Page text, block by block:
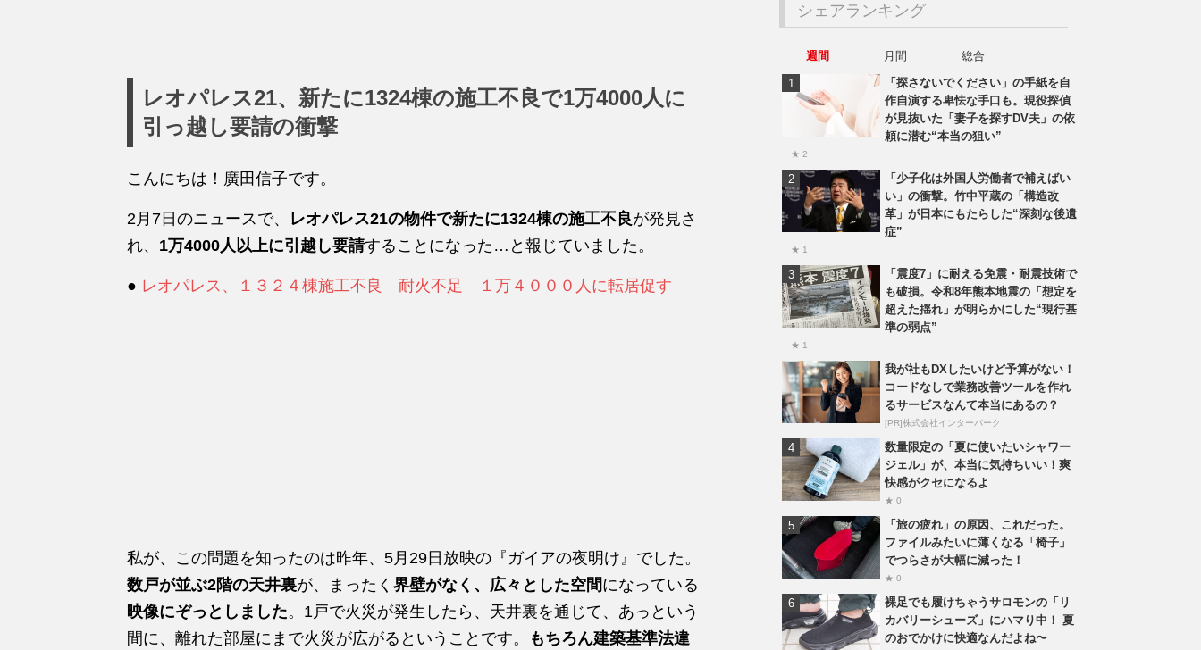
レオパレス21、新たに1324棟の施工不良で1万4000人に
引っ越し要請の衝撃
こんにちは！廣田信子です。
2月7日のニュースで、 レオパレス21の物件で新たに1324棟の施工不良が発見さ
れ、 1万4000人以上に引越し要請することになった…と報じていました。
● レオパレス、１３２４棟施工不良 耐火不足 １万４０００人に転居促す
私が、この問題を知ったのは昨年、5月29日放映の『ガイアの夜明け』でした。
数戸が並ぶ2階の天井裏が、まったく 界壁がなく、広々とした空間になっている
映像にぞっとしました。1戸で火災が発生したら、天井裏を通じて、あっという
間に、離れた部屋にまで火災が広がるということです。
もちろん建築基準法違
シェアランキング
週間 月間
総合
「探さないでください」の手紙を自
作自演する卑怯な手口も。現役探偵
が見抜いた「妻子を探すDV夫」の依
頼に潜む“本当の狙い”
★ 2
「少子化は外国人労働者で補えばい
い」の衝撃。竹中平蔵の「構造改
革」が日本にもたらした“深刻な後遺
症”
★ 1
「震度7」に耐える免震・耐震技術で
も破損。令和8年熊本地震の「想定を
超えた揺れ」が明らかにした“現行基
準の弱点”
★ 1
我が社もDXしたいけど予算がない！
コードなしで業務改善ツールを作れ
るサービスなんて本当にあるの？
[PR]株式会社インターパーク
数量限定の「夏に使いたいシャワー
ジェル」が、本当に気持ちいい！爽
快感がクセになるよ
★ 0
「旅の疲れ」の原因、これだった。
ファイルみたいに薄くなる「椅子」
でつらさが大幅に減った！
★ 0
裸足でも履けちゃうサロモンの「リ
カバリーシューズ」にハマり中！ 夏
のおでかけに快適なんだよね〜